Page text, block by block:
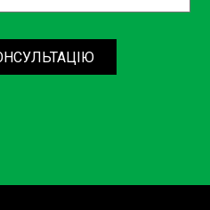
забезпечуючи
перетворяться на
вашого авто.